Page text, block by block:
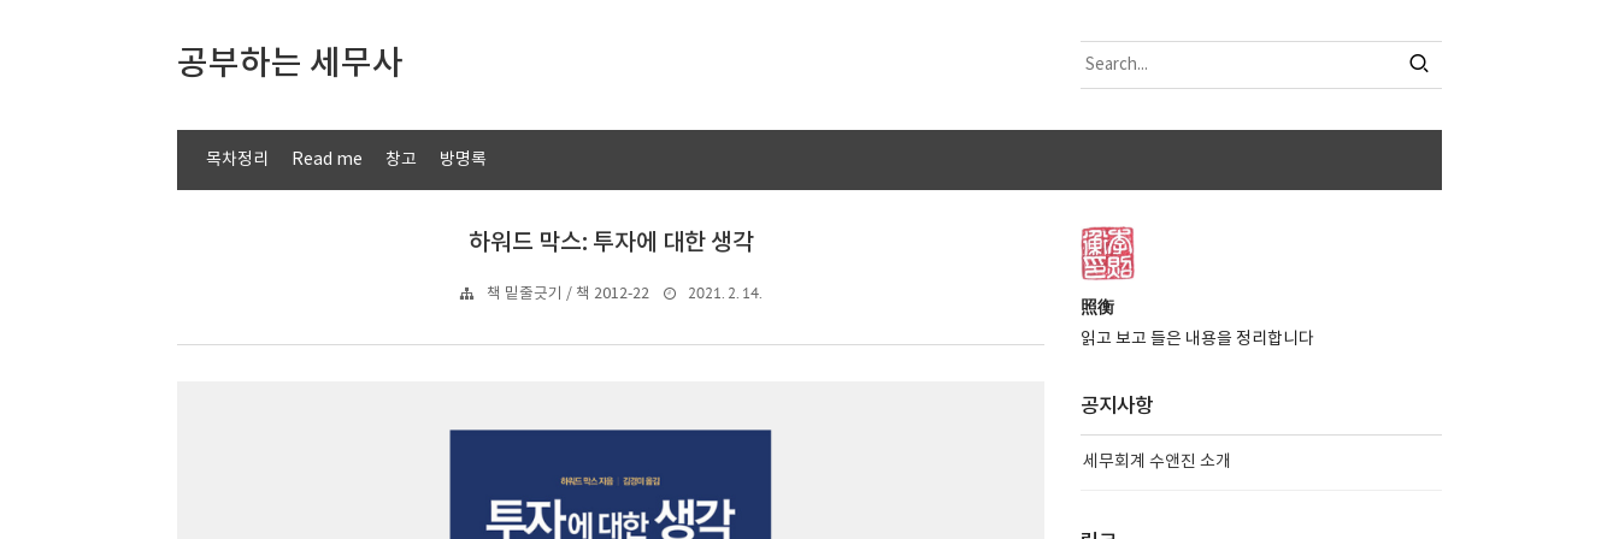
공부하는 세무사
목차정리 Read me 창고 방명록
하워드 막스: 투자에 대한 생각
책 밑줄긋기 / 책 2012-22 2021. 2. 14.
照衡
읽고 보고 들은 내용을 정리합니다
공지사항
세무회계 수앤진 소개